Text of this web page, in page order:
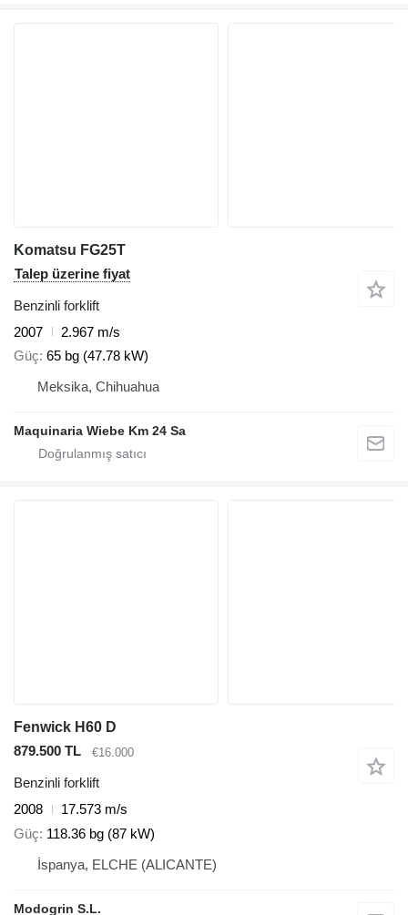
Komatsu FG25T
Talep üzerine fiyat
Benzinli forklift
2007
2.967 m/s
Güç 65 bg (47.78 kW)
Meksika, Chihuahua
Maquinaria Wiebe Km 24 Sa
Fenwick H60 D
879.500 TL
€16.000
Benzinli forklift
2008
17.573 m/s
Güç 118.36 bg (87 kW)
İspanya, ELCHE (ALICANTE)
Modogrin S.L.